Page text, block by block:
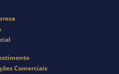
Comerciais